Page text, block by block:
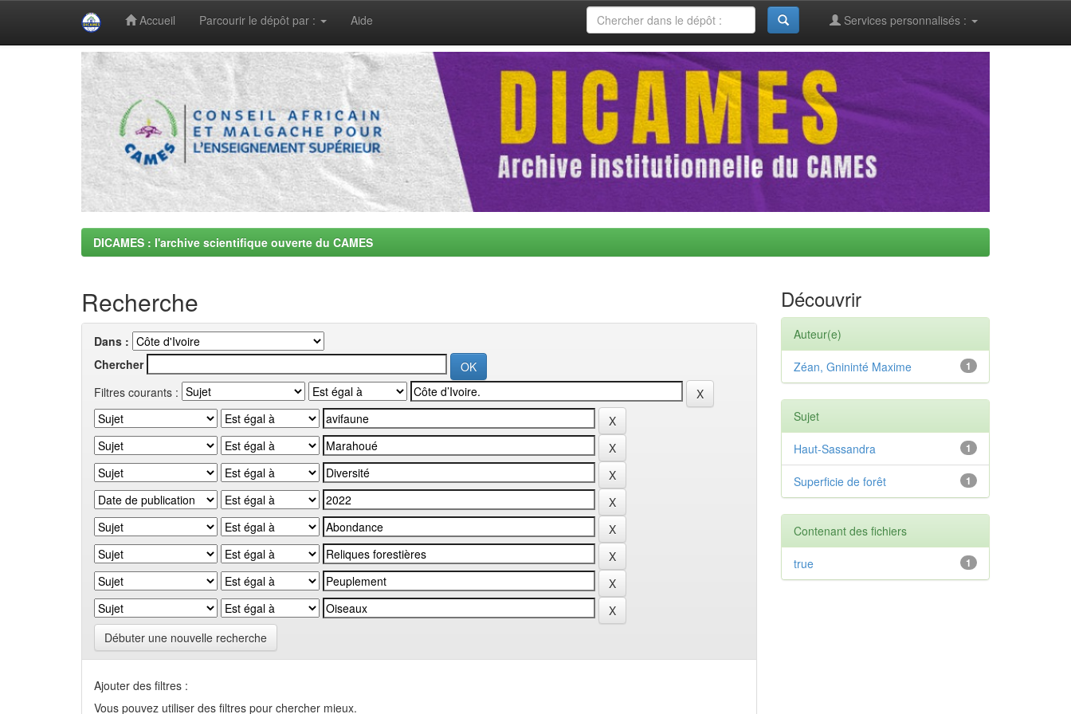
Accueil Parcourir le dépôt par : Aide Services personnalisés :
DICAMES : l'archive scientifique ouverte du CAMES
Recherche
Dans :
Chercher
Filtres courants :
Débuter une nouvelle recherche
Ajouter des filtres :
Vous pouvez utiliser des filtres pour chercher mieux.
Découvrir
Auteur(e)
1
Zéan, Gnininté Maxime
Sujet
1
Haut-Sassandra
1
Superficie de forêt
Contenant des fichiers
1
true